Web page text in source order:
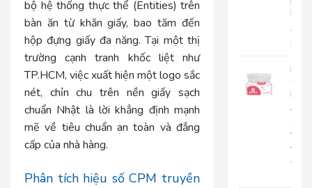
bộ hệ thống thực thể (Entities) trên
bàn ăn từ khăn giấy, bao tăm đến
hộp đựng giấy đa năng. Tại một thị
trường cạnh tranh khốc liệt như
TP.HCM, việc xuất hiện một logo sắc
nét, chỉn chu trên nền giấy sạch
chuẩn Nhật là lời khẳng định mạnh
mẽ về tiêu chuẩn an toàn và đẳng
cấp của nhà hàng.
Phân tích hiệu số CPM truyền
RT300
Khăn
Giấy
Lụa
Silk
400|
JPS400